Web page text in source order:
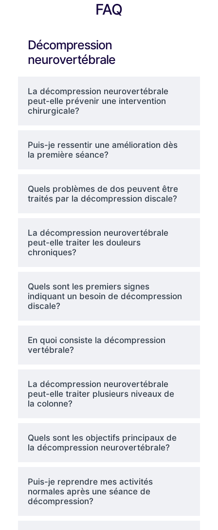
FAQ
Décompression
neurovertébrale
La décompression neurovertébrale
peut-elle prévenir une intervention
chirurgicale?
Puis-je ressentir une amélioration dès
la première séance?
Quels problèmes de dos peuvent être
traités par la décompression discale?
La décompression neurovertébrale
peut-elle traiter les douleurs
chroniques?
Quels sont les premiers signes
indiquant un besoin de décompression
discale?
En quoi consiste la décompression
vertébrale?
La décompression neurovertébrale
peut-elle traiter plusieurs niveaux de
la colonne?
Quels sont les objectifs principaux de
la décompression neurovertébrale?
Puis-je reprendre mes activités
normales après une séance de
décompression?